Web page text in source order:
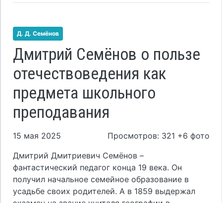
Д. Д. Семёнов
Дмитрий Семёнов о пользе
отечествоведения как
предмета школьного
преподавания
15 мая 2025
Просмотров: 321 +6 фото
Дмитрий Дмитриевич Семёнов –
фантастический педагог конца 19 века. Он
получил начальное семейное образование в
усадьбе своих родителей. А в 1859 выдержал